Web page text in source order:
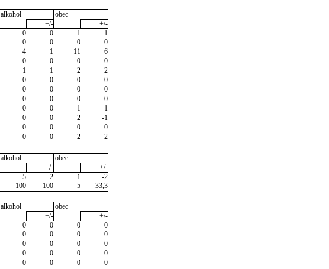
alkohol
obec
+/-
+/-
0 0 1
1
0 0 0
0
4 1 11
6
0 0 0
0
1 1 2
2
0 0 0
0
0 0 0
0
0 0 0
0
0 0 1
1
0 0 2
-1
0 0 0
0
0 0 2
2
alkohol
obec
+/-
+/-
5 2 1
-2
100 100 5
33,3
alkohol
obec
+/-
+/-
0 0 0
0
0 0 0
0
0 0 0
0
0 0 0
0
0 0 0
0